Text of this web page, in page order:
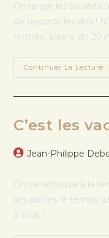
On range les bouées,
de ressortir les dés !
rentrée, pleine de 20
Continuer La Lecture
C’est les
Jean-Philippe
On se retrouve à la
ses portes le temps
à tous !